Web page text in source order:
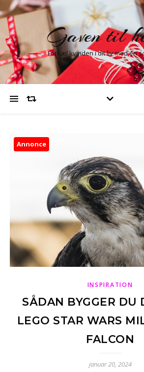
Gaven til
Forkæl kvinden i dit liv med en
Annonce
INSPIRATION
SÅDAN BYGGER DU
LEGO STAR WARS
FALCON
januar 20, 2024